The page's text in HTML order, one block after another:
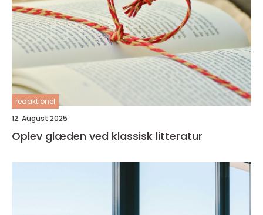
redaktionel
12. August 2025
Oplev glæden ved klassisk litteratur